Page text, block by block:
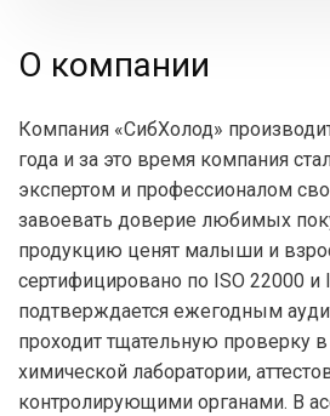
О компании
Компания «СибХолод»
года и за это время компания
экспертом и профессионалом
завоевать доверие любимых
продукцию ценят малыши и
сертифицировано по ISO 22000 и
подтверждается ежегодным
проходит тщательную проверку
химической лаборатории,
контролирующими органами. В